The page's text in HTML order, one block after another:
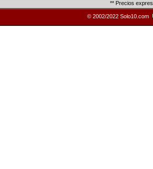
** Precios
© 2002/2022 Solo10.com